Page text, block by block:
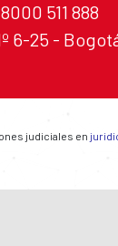
511 888
6-25 -
judiciales en